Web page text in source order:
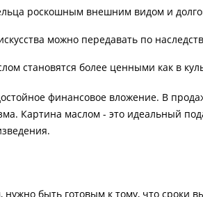
роскошным внешним видом и
можно передавать по
становятся более ценными как в
финансовое вложение. В
Картина маслом - это идеальный
нужно быть готовым к тому, что сроки